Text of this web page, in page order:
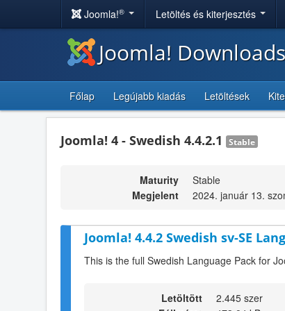
Joomla!® Letöltés és kiterjesztés
Joomla! Downloads
Főlap Legújabb kiadás Letöltések
Joomla! 4 - Swedish 4.4.2.1 Stable
Maturity
Stable
Megjelent
2024. január 13.
Joomla! 4.4.2 Swedish sv-SE
This is the full Swedish Language Pack for
Letöltött
2.445 szer